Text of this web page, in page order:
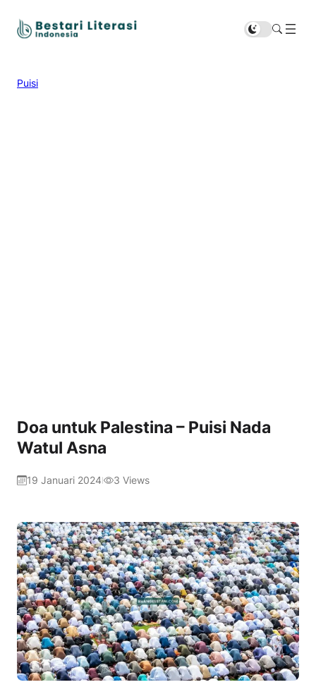
Puisi
Doa untuk Palestina – Puisi Nada
Watul Asna
19 Januari 2024 3 Views